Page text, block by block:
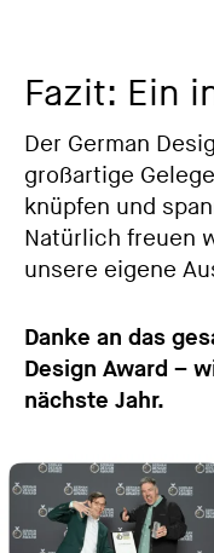
Fazit: Ein
Der German
großartige
knüpfen und
Natürlich freuen
unsere eigene
Danke an das
Design Award –
nächste Jahr.